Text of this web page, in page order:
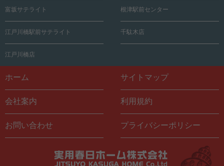
富坂サテライト 根津駅前センター
江戸川橋駅前サテライト 千駄木店
江戸川橋店
ホーム サイトマップ
会社案内 利用規約
お問い合わせ プライバシーポリシー